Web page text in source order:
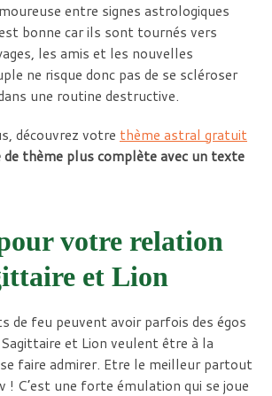
entre signes astrologiques
bonne car ils sont tournés vers
les amis et les nouvelles
ne risque donc pas de se scléroser
une routine destructive.
découvrez votre thème astral gratuit
de thème plus complète avec un texte
votre relation
et Lion
de feu peuvent avoir parfois des égos
et Lion veulent être à la
faire admirer. Etre le meilleur partout
! C’est une forte émulation qui se joue